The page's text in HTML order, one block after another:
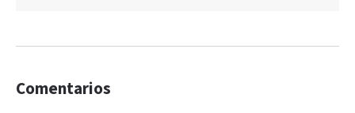
Comentarios